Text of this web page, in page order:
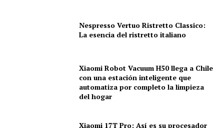
Nespresso Vertuo Ristretto Classico:
La esencia del ristretto italiano
Xiaomi Robot Vacuum H50 llega a Chile
con una estación inteligente que
automatiza por completo la limpieza
del hogar
Xiaomi 17T Pro: Así es su procesador